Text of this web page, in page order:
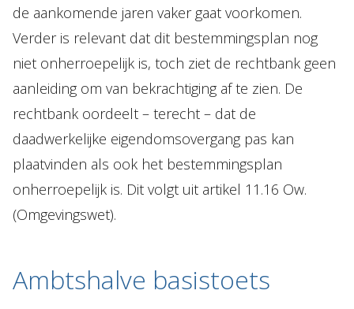
de aankomende jaren vaker gaat voorkomen.
Verder is relevant dat dit bestemmingsplan nog
niet onherroepelijk is, toch ziet de rechtbank geen
aanleiding om van bekrachtiging af te zien. De
rechtbank oordeelt – terecht – dat de
daadwerkelijke eigendomsovergang pas kan
plaatvinden als ook het bestemmingsplan
onherroepelijk is. Dit volgt uit artikel 11.16 Ow.
(Omgevingswet).
Ambtshalve basistoets